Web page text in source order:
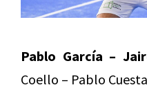
Pablo García –
Coello – Pablo